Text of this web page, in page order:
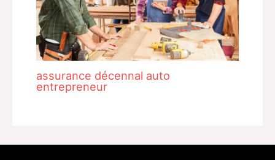
assurance décennal auto
entrepreneur